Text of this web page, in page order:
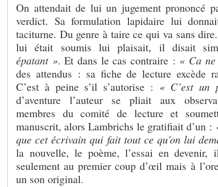
On attendait de lui un jugement prononcé
verdict. Sa formulation lapidaire lui
taciturne. Du genre à taire ce qui va sans
lui était soumis lui plaisait, il disait
épatant ». Et dans le cas contraire : « Ca
des attendus : sa fiche de lecture excède
C’est à peine s’il s’autorise : « C’est un
d’aventure l’auteur se pliait aux
membres du comité de lecture et
manuscrit, alors Lambrichs le gratifiait d’un :
que cet écrivain qui fait tout ce qu’on lui
la nouvelle, le poème, l’essai en devenir,
seulement au premier coup d’œil mais à
un son original.